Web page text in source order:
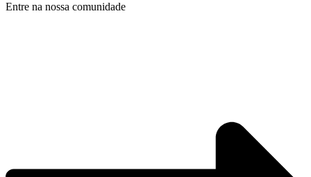
Entre na nossa comunidade